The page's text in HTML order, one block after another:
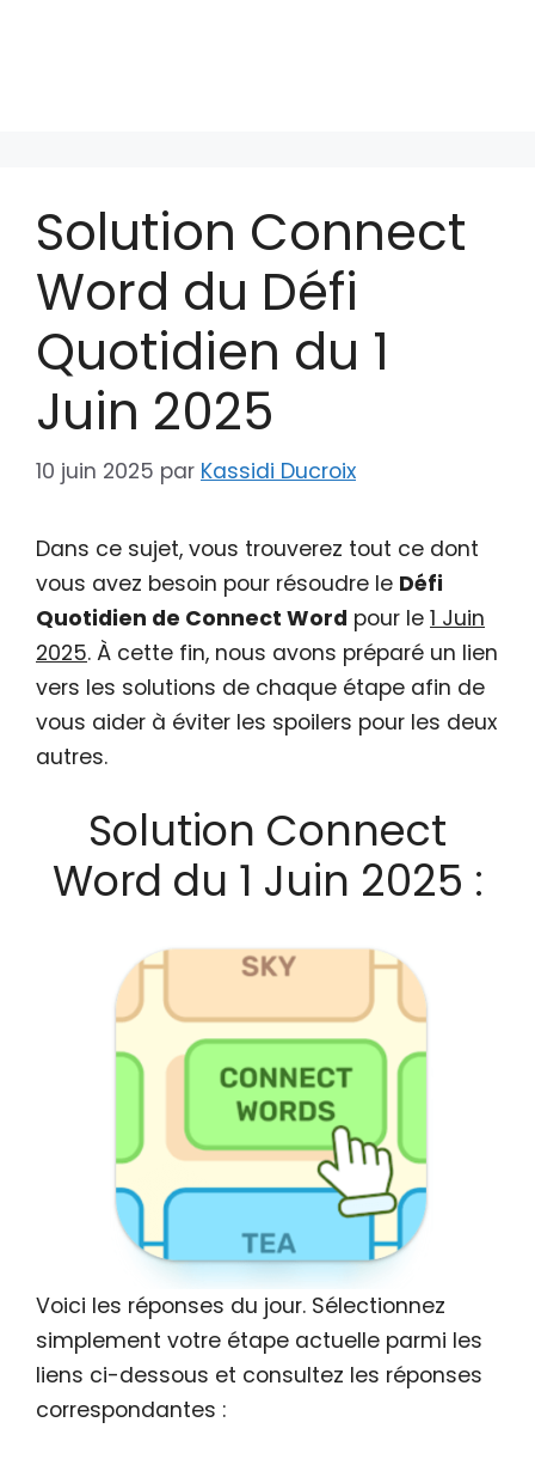
Solution Connect
Word du Défi
Quotidien du 1
Juin 2025
10 juin 2025 par Kassidi Ducroix
Dans ce sujet, vous trouverez tout ce dont
vous avez besoin pour résoudre le Défi
Quotidien de Connect Word pour le 1 Juin
2025. À cette fin, nous avons préparé un lien
vers les solutions de chaque étape afin de
vous aider à éviter les spoilers pour les deux
autres.
Solution Connect
Word du 1 Juin 2025 :
Voici les réponses du jour. Sélectionnez
simplement votre étape actuelle parmi les
liens ci-dessous et consultez les réponses
correspondantes :